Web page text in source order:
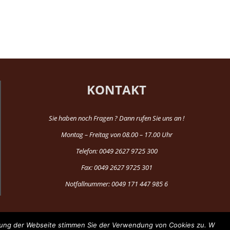
KONTAKT
Sie haben noch Fragen ? Dann rufen Sie uns an !
Montag – Freitag von 08.00 – 17.00 Uhr
Telefon: 0049 2627 9725 300
Fax: 0049 2627 9725 301
Notfallnummer: 0049 171 447 985 6
der Webseite stimmen Sie der Verwendung von Cookies zu. W